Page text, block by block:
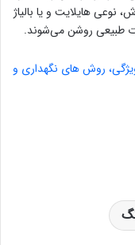
هایلایت و یا بالیاژ
طبیعی روشن می‌شوند.
روش های نگهداری و